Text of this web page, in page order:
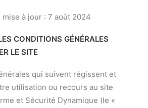
à jour : 7 août 2024
CONDITIONS GÉNÉRALES
LE SITE
qui suivent régissent et
utilisation ou recours au site
et Sécurité Dynamique (le «